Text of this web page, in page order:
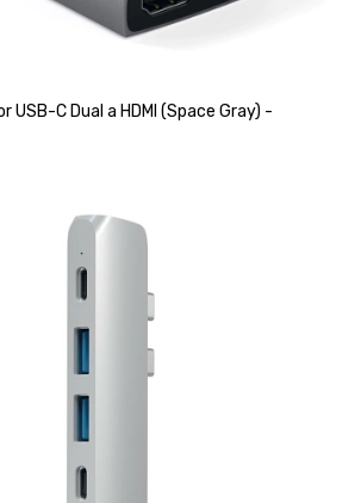
USB-C Dual a HDMI (Space Gray) -